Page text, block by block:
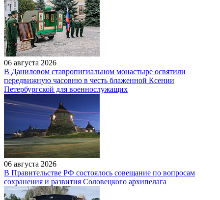
06 августа 2026
В Даниловом ставропигиальном монастыре освятили
передвижную часовню в честь блаженной Ксении
Петербургской для военнослужащих
06 августа 2026
В Правительстве РФ состоялось совещание по вопросам
сохранения и развития Соловецкого архипелага